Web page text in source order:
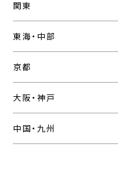
関東
東海・中部
京都
大阪・神戸
中国・九州